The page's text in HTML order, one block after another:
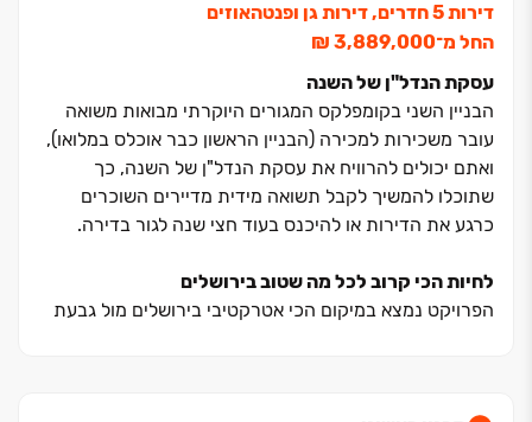
דירות ‏5 חדרים, דירות גן ופנטהאוזים
החל מ־‏3,889,000 ‏₪
עסקת הנדל"ן של השנה
הבניין השני בקומפלקס המגורים היוקרתי מבואות משואה
עובר משכירות למכירה (הבניין הראשון כבר אוכלס במלואו),
ואתם יכולים להרוויח את עסקת הנדל"ן של השנה, כך
שתוכלו להמשיך לקבל תשואה מידית מדיירים השוכרים
כרגע את הדירות או להיכנס בעוד חצי שנה לגור בדירה.
לחיות הכי קרוב לכל מה שטוב בירושלים
הפרויקט נמצא במיקום הכי אטרקטיבי בירושלים מול גבעת